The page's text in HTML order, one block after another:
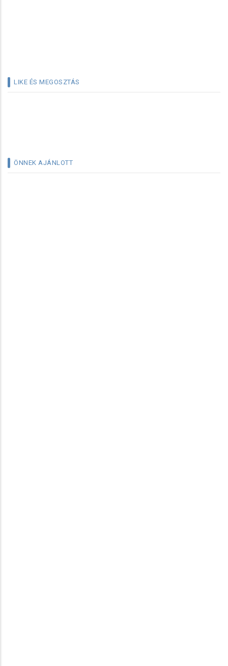
LIKE ÉS MEGOSZTÁS
ÖNNEK AJÁNLOTT